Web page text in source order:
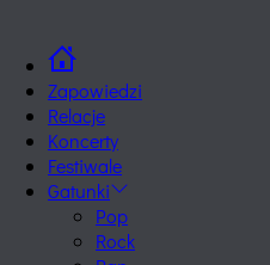
content
Zapowiedzi
Relacje
Koncerty
Festiwale
Gatunki
Pop
Rock